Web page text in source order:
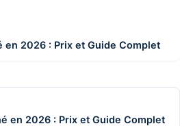
en 2026 : Prix et Guide Complet
en 2026 : Prix et Guide Complet